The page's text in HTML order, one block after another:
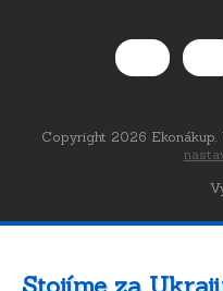
Copyright 2026 Ekonákup